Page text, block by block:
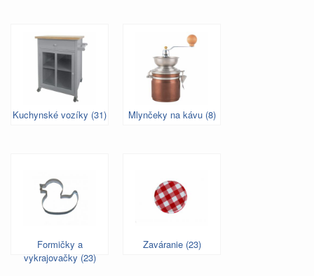
Kuchynské vozíky (31) Mlynčeky na kávu (8)
Formičky a
vykrajovačky (23)
Zaváranie (23)